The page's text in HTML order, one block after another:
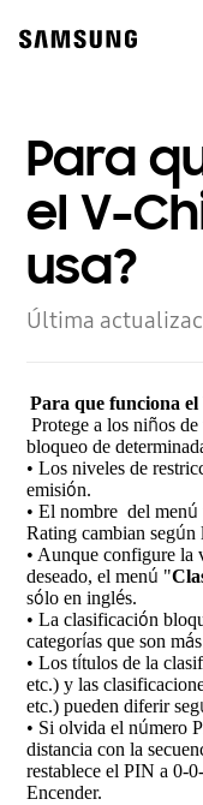
content
Para
el V-
usa?
Última
Para que funciona el
Protege a los niños
bloqueo de
• Los niveles de
emisión.
• El nombre del menú
Rating cambian según
• Aunque configure la
deseado, el menú "
sólo en inglés.
• La clasificación
categorías que son má
• Los títulos de la
etc.) y las
etc.) pueden diferir seg
• Si olvida el número
distancia con la
restablece el PIN a 0-
Encender.